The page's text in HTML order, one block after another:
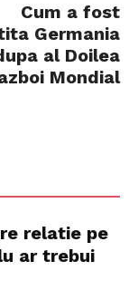
Cum a fost
Germania
al Doilea
Mondial
relatie pe
ar trebui